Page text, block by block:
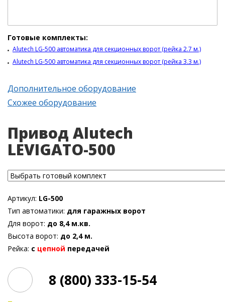
Готовые комплекты:
Alutech LG-500 автоматика для секционных ворот (рейка 2.7 м.)
Alutech LG-500 автоматика для секционных ворот (рейка 3.3 м.)
Дополнительное оборудование
Схожее оборудование
Привод Alutech
LEVIGATO-500
Артикул: LG-500
Тип автоматики: для гаражных ворот
Для ворот: до 8,4 м.кв.
Высота ворот: до 2,4 м.
Рейка: с цепной передачей
8 (800) 333-15-54